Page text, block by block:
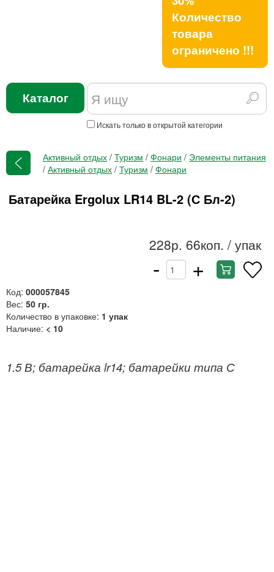
Количество
товара
ограничено !!!
Каталог
Искать только в открытой категории
Активный отдых / Туризм / Фонари / Элементы питания
/ Активный отдых / Туризм / Фонари
Батарейка Ergolux LR14 BL-2 (С Бл-2)
228р. 66коп. / упак
- +
Код: 000057845
Вес: 50 гр.
Количество в упаковке: 1 упак
Наличие: < 10
1.5 В; батарейка lr14; батарейки типа С